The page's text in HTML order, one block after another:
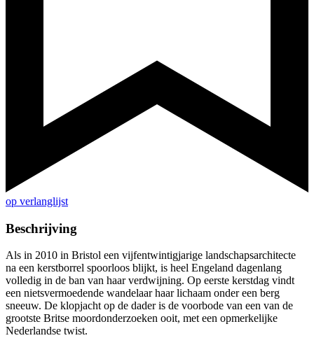
op verlanglijst
Beschrijving
Als in 2010 in Bristol een vijfentwintigjarige landschapsarchitecte
na een kerstborrel spoorloos blijkt, is heel Engeland dagenlang
volledig in de ban van haar verdwijning. Op eerste kerstdag vindt
een nietsvermoedende wandelaar haar lichaam onder een berg
sneeuw. De klopjacht op de dader is de voorbode van een van de
grootste Britse moordonderzoeken ooit, met een opmerkelijke
Nederlandse twist.